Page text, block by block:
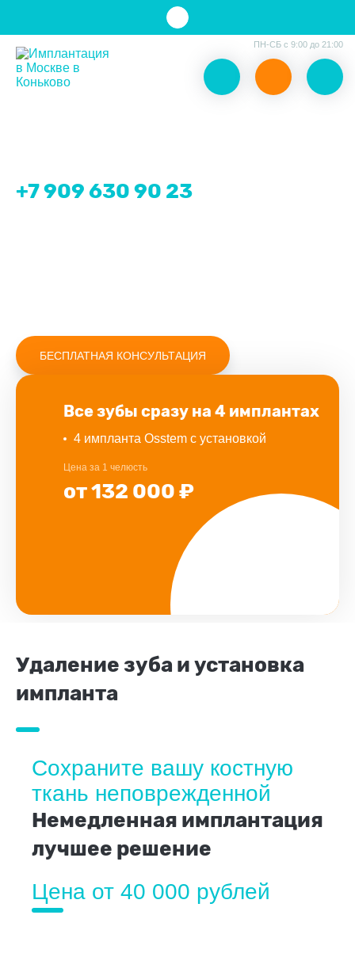
ПН-СБ с 9:00 до 21:00
+7 909 630 90 23
БЕСПЛАТНАЯ КОНСУЛЬТАЦИЯ
Все зубы сразу на 4 имплантах
4 импланта Osstem с установкой
Цена за 1 челюсть
от 132 000 ₽
Удаление зуба и установка
импланта
Сохраните вашу костную
ткань неповрежденной
Немедленная имплантация
лучшее решение
Цена от 40 000 рублей